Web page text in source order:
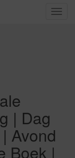
S
| Dag
Avond
Boek |